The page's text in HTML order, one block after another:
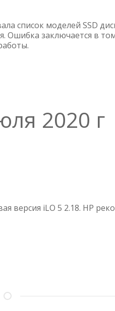
список моделей SSD
Ошибка заключается в
2020 г
версия iLO 5 2.18. HP